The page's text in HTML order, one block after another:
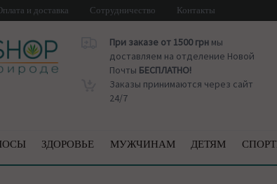
и доставка Сотрудничество Контакты
При заказе от 1500 грнмы
доставляем на отделение Новой
Почты БЕСПЛАТНО!
Заказы принимаются через сайт
24/7
ЗДОРОВЬЕ МУЖЧИНАМ ДЕТЯМ